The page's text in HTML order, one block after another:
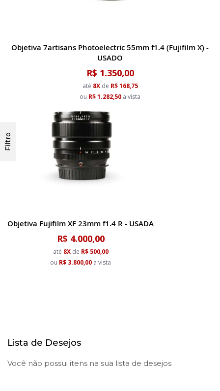
Objetiva 7artisans Photoelectric 55mm f1.4 (Fujifilm X) -
USADO
R$ 1.350,00
até 8Xde R$ 168,75
ou R$ 1.282,50 a vista
Objetiva Fujifilm XF 23mm f1.4 R - USADA
R$ 4.000,00
até 8Xde R$ 500,00
ou R$ 3.800,00 a vista
Filtro
Lista de Desejos
Você não possui itens na sua lista de desejos